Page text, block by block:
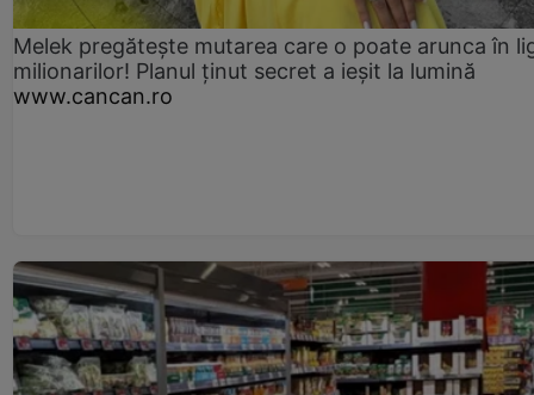
Melek pregătește mutarea care o poate arunca în
milionarilor! Planul ținut secret a ieșit la lumină
www.cancan.ro